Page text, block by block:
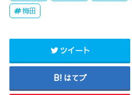
梅田
ツイート
はてブ